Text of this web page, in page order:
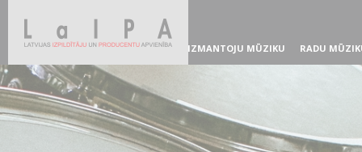
IZMANTOJU MŪZIKU RADU